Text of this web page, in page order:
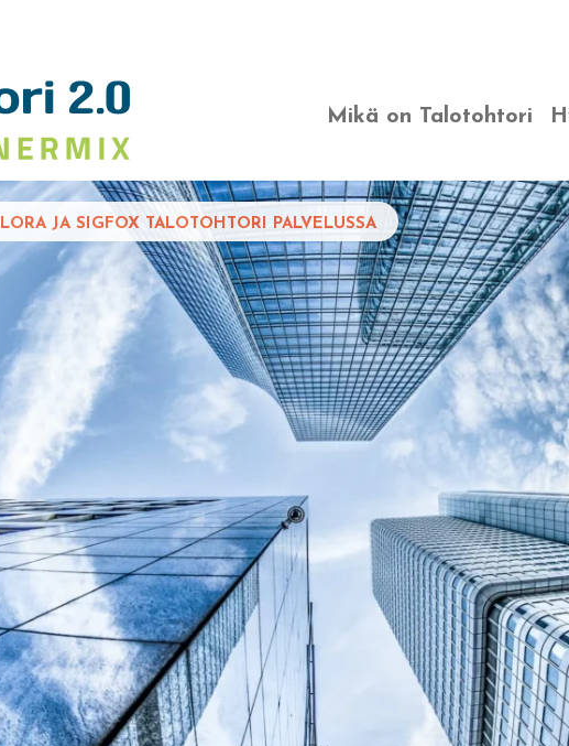
Mikä on Talotohtori
LORA JA SIGFOX TALOTOHTORI PALVELUSSA